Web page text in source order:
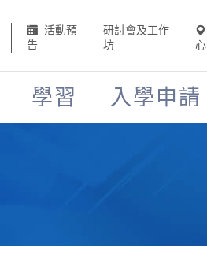
活動預
告
研討會及工作
坊
心
學習 入學申請